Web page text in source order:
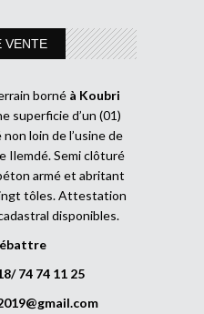
VENTE
borné à Koubri
superficie d’un (01)
loin de l’usine de
Ilemdé. Semi clôturé
armé et abritant
tôles. Attestation
disponibles.
74 74 11 25